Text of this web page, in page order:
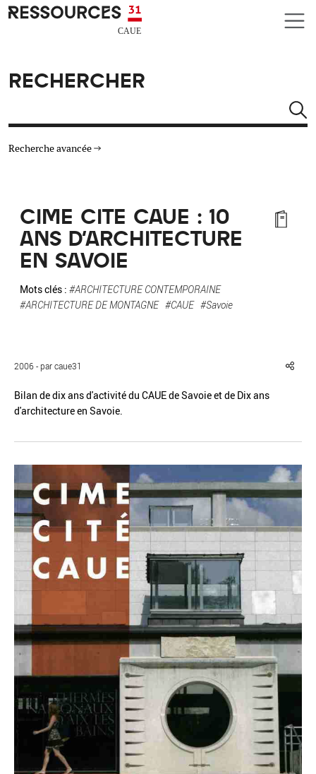
Aller au contenu principal
CAUE RESSOURCES 31
RECHERCHER
Recherche avancée
TYPE DE RESSOURCES
MATÉRIAUX
AUTRES CRITÈRES
Réinitialiser
CIME CITE CAUE : 10
ANS D'ARCHITECTURE
EN SAVOIE
Mots clés : #ARCHITECTURE CONTEMPORAINE
#ARCHITECTURE DE MONTAGNE #CAUE #Savoie
2006 - par caue31
Bilan de dix ans d'activité du CAUE de Savoie et de Dix ans
d'architecture en Savoie.